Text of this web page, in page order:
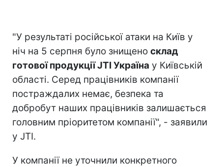
"У результаті російської атаки на Київ у
ніч на 5 серпня було знищено склад
готової продукції JTI Україна у Київській
області. Серед працівників компанії
постраждалих немає, безпека та
добробут наших працівників залишається
головним пріоритетом компанії", - заявили
у JTI.
У компанії не уточнили конкретного